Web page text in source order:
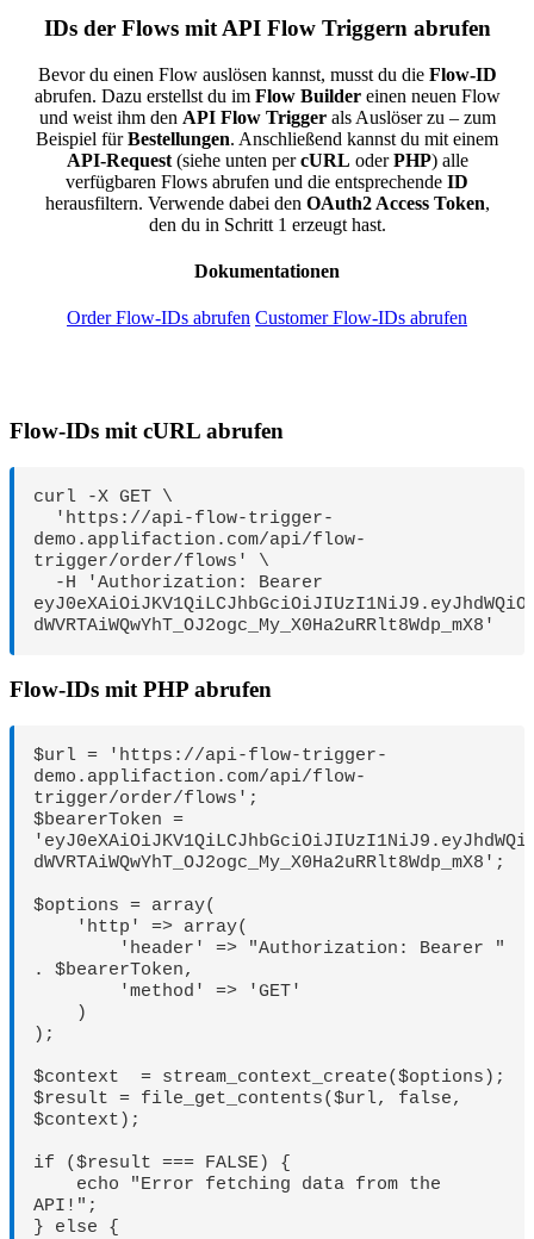
IDs der Flows mit API Flow Triggern abrufen
Bevor du einen Flow auslösen kannst, musst du die Flow-ID
abrufen. Dazu erstellst du im Flow Buildereinen neuen Flow
und weist ihm den API Flow Triggerals Auslöser zu – zum
Beispiel fürBestellungen. Anschließend kannst du mit einem
API-Request(siehe unten percURL oderPHP) alle
verfügbaren Flows abrufen und die entsprechende ID
herausfiltern. Verwende dabei den OAuth2 Access Token,
den du in Schritt 1 erzeugt hast.
Dokumentationen
Order Flow-IDs abrufen Customer Flow-IDs abrufen
Flow-IDs mit cURL abrufen
curl -X GET \
demo.applifaction.com/api/flow-
trigger/order/flows' \
dWVRTAiWQwYhT_OJ2ogc_My_X0Ha2uRRlt8Wdp_mX8'
Flow-IDs mit PHP abrufen
$url = 'https://api-flow-trigger-
demo.applifaction.com/api/flow-
trigger/order/flows';
$bearerToken =
dWVRTAiWQwYhT_OJ2ogc_My_X0Ha2uRRlt8Wdp_mX8';
$options = array(
. $bearerToken,
);
$context  = stream_context_create($options);
$result = file_get_contents($url, false,
$context);
if ($result === FALSE) {
API!";
} else {